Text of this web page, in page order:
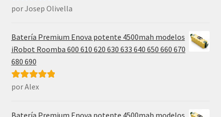
Valorado con
por Josep Olivella
Batería Premium Enova potente 4500mah modelos
iRobot Roomba 600 610 620 630 633 640 650 660 670
680 690
Valorado con
por Alex